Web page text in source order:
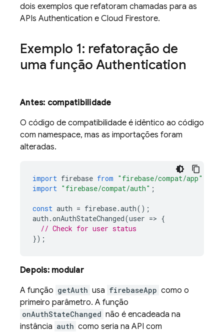
dois exemplos que refatoram chamadas para as
APIs Authentication e Cloud Firestore.
Exemplo 1: refatoração de
uma função Authentication
Antes: compatibilidade
O código de compatibilidade é idêntico ao código
com namespace, mas as importações foram
alteradas.
import firebase from "firebase/compat/app"
import "firebase/compat/auth" ;
const auth = firebase.auth();
auth .onAuthStateChanged(user => {
// Check for user status
});
Depois: modular
A função getAuth usa firebaseApp como o
primeiro parâmetro. A função
onAuthStateChanged não é encadeada na
instância auth como seria na API com